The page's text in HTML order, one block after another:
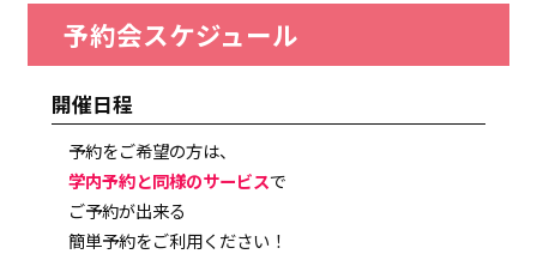
予約会スケジュール
開催日程
予約をご希望の方は、
学内予約と同様のサービスで
ご予約が出来る
簡単予約をご利用ください！